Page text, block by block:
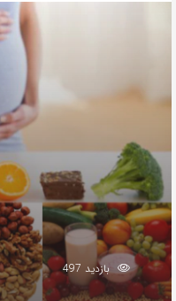
بازدید 497